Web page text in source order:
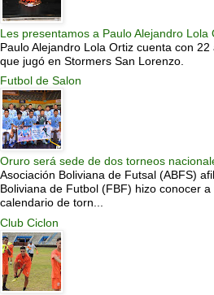
Les presentamos a Paulo Alejandro Lola
Paulo Alejandro Lola Ortiz cuenta con
que jugó en Stormers San Lorenzo.
Futbol de Salon
Oruro será sede de dos torneos
Asociación Boliviana de Futsal (ABFS)
Boliviana de Futbol (FBF) hizo conocer
calendario de torn...
Club Ciclon